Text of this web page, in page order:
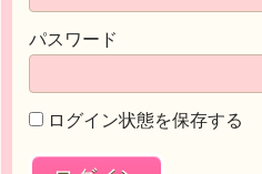
パスワード
ログイン状態を保存する